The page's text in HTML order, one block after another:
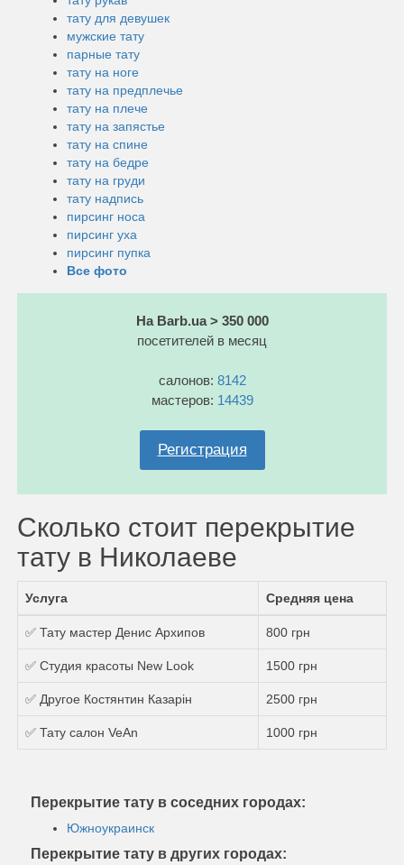
тату для девушек
мужские тату
парные тату
тату на ноге
тату на предплечье
тату на плече
тату на запястье
тату на спине
тату на бедре
тату на груди
тату надпись
пирсинг носа
пирсинг уха
пирсинг пупка
Все фото
На Barb.ua > 350 000
посетителей в месяц
салонов: 8142
мастеров: 14439
Регистрация
Сколько стоит перекрытие
тату в Николаеве
Услуга Средняя цена
✅ Тату мастер Денис Архипов 800 грн
✅ Студия красоты New Look 1500 грн
✅ Другое Костянтин Казарін 2500 грн
✅ Тату салон VeAn 1000 грн
Перекрытие тату в соседних городах:
Южноукраинск
Перекрытие тату в других городах: